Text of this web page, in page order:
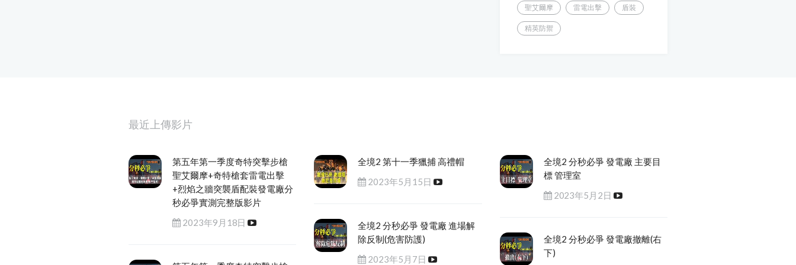
聖艾爾摩 雷電出擊 盾裝
精英防禦
最近上傳影片
第五年第一季度奇特突擊步槍
聖艾爾摩+奇特槍套雷電出擊
+烈焰之牆突襲盾配裝發電廠分
秒必爭實測完整版影片
2023年9月18日
全境2 第十一季獵捕 高禮帽
2023年5月15日
全境2 分秒必爭 發電廠 進場解
除反制(危害防護)
2023年5月7日
全境2 分秒必爭 發電廠 主要目
標 管理室
2023年5月2日
全境2 分秒必爭 發電廠撤離(右
下)